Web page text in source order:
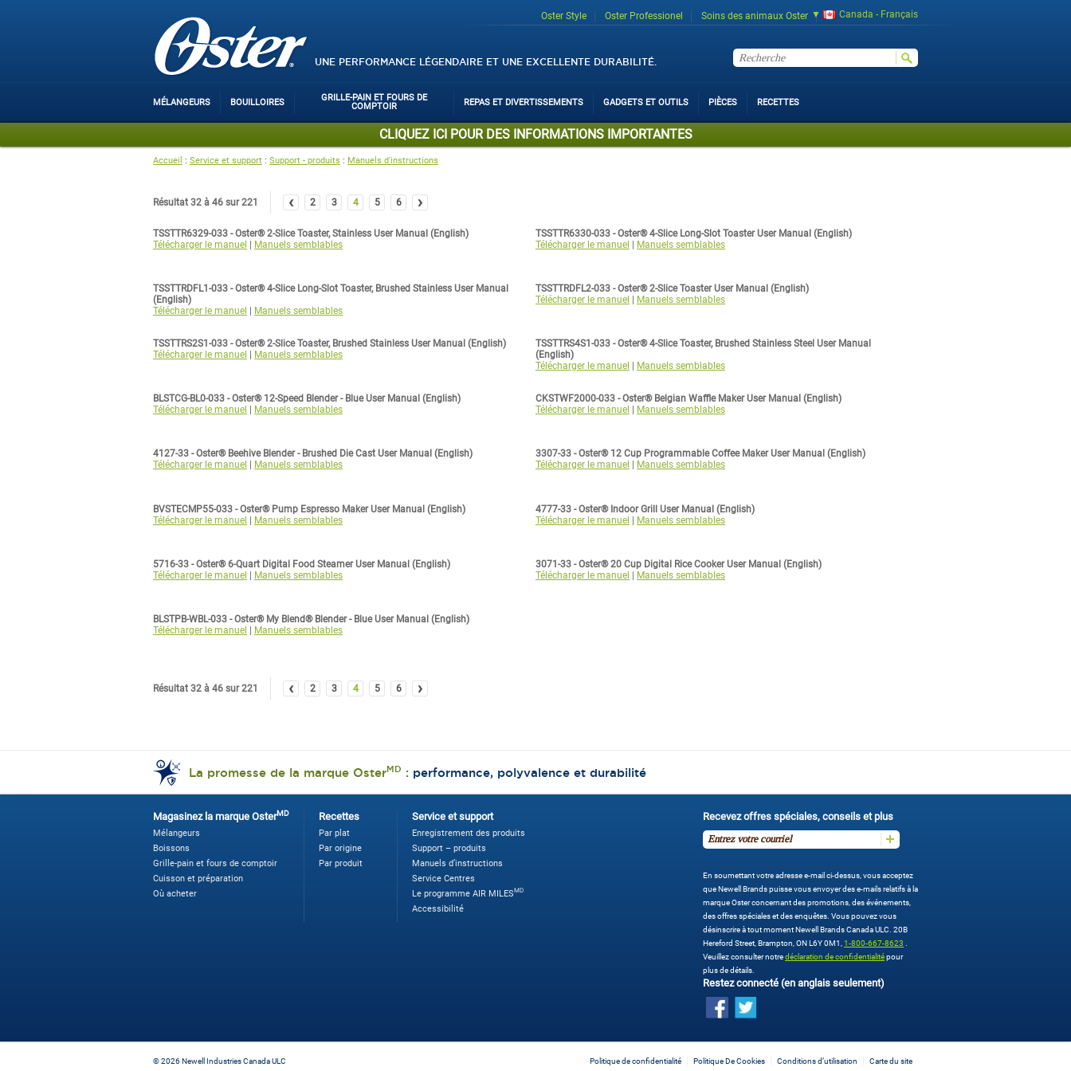
UNE PERFORMANCE LÉGENDAIRE ET UNE EXCELLENTE DURABILITÉ.
Oster Style Oster Professionel Soins des animaux Oster Canada - Français
MÉLANGEURS BOUILLOIRES
GRILLE-PAIN ET FOURS DE
COMPTOIR
REPAS ET DIVERTISSEMENTS GADGETS ET OUTILS PIÈCES RECETTES
CLIQUEZ ICI POUR DES INFORMATIONS IMPORTANTES
Accueil : Service et support : Support - produits : Manuels d'instructions
Résultat 32 à 46 sur 221 ‹ 2 3 4 5 6 ›
TSSTTR6329-033 - Oster® 2-Slice Toaster, Stainless User Manual (English)
Télécharger le manuel | Manuels semblables
TSSTTR6330-033 - Oster® 4-Slice Long-Slot Toaster User Manual (English)
Télécharger le manuel | Manuels semblables
TSSTTRDFL1-033 - Oster® 4-Slice Long-Slot Toaster, Brushed Stainless User Manual
(English)
Télécharger le manuel | Manuels semblables
TSSTTRDFL2-033 - Oster® 2-Slice Toaster User Manual (English)
Télécharger le manuel | Manuels semblables
TSSTTRS2S1-033 - Oster® 2-Slice Toaster, Brushed Stainless User Manual (English)
Télécharger le manuel
Manuels semblables
TSSTTRS4S1-033 - Oster® 4-Slice Toaster, Brushed Stainless Steel User Manual
(English)
Télécharger le manuel
Manuels semblables
BLSTCG-BL0-033 - Oster® 12-Speed Blender - Blue User Manual (English)
Télécharger le manuel
Manuels semblables
CKSTWF2000-033 - Oster® Belgian Waffle Maker User Manual (English)
Télécharger le manuel
Manuels semblables
4127-33 - Oster® Beehive Blender - Brushed Die Cast User Manual (English)
Télécharger le manuel
Manuels semblables
3307-33 - Oster® 12 Cup Programmable Coffee Maker User Manual (English)
Télécharger le manuel
Manuels semblables
BVSTECMP55-033 - Oster® Pump Espresso Maker User Manual (English)
Télécharger le manuel | Manuels semblables
4777-33 - Oster® Indoor Grill User Manual (English)
Télécharger le manuel | Manuels semblables
5716-33 - Oster® 6-Quart Digital Food Steamer User Manual (English)
Télécharger le manuel | Manuels semblables
3071-33 - Oster® 20 Cup Digital Rice Cooker User Manual (English)
Télécharger le manuel | Manuels semblables
BLSTPB-WBL-033 - Oster® My Blend® Blender - Blue User Manual (English)
Télécharger le manuel
Manuels semblables
Résultat 32 à 46 sur 221 ‹ 2 3 4 5 6 ›
La promesse de la marque OsterMD : performance, polyvalence et durabilité
Magasinez la marque OsterMD
Mélangeurs
Boissons
Grille-pain et fours de comptoir
Cuisson et préparation
Où acheter
Recettes
Par plat
Par origine
Par produit
Service et support
Enregistrement des produits
Support – produits
Manuels d’instructions
Service Centres
Le programme AIR MILESMD
Accessibilité
Recevez offres spéciales, conseils et plus
En soumettant votre adresse e-mail ci-dessus, vous acceptez
que Newell Brands puisse vous envoyer des e-mails relatifs à la
marque Oster concernant des promotions, des événements,
des offres spéciales et des enquêtes. Vous pouvez vous
désinscrire à tout moment Newell Brands Canada ULC. 20B
Hereford Street, Brampton, ON L6Y 0M1, 1-800-667-8623
Veuillez consulter notredéclaration de confidentialitépour
plus de détails.
Restez connecté (en anglais seulement)
©2026 Newell Industries Canada ULC Politique de confidentialité Politique De Cookies Conditions d’utilisation Carte du site